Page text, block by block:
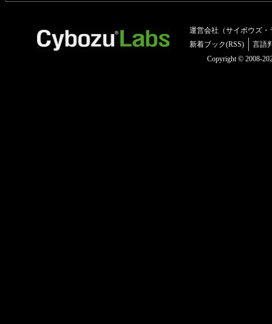
運営会社（サイボウズ・
新着ブック(RSS)
言語
Copyright © 2008-